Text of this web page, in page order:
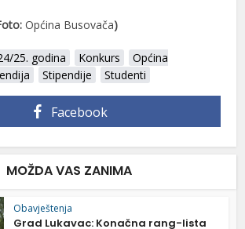
Općina Busovača)
25. godina Konkurs
Općina
Stipendije Studenti
Facebook
MOŽDA VAS ZANIMA
Obavještenja
Grad Lukavac: Konačna rang-lista